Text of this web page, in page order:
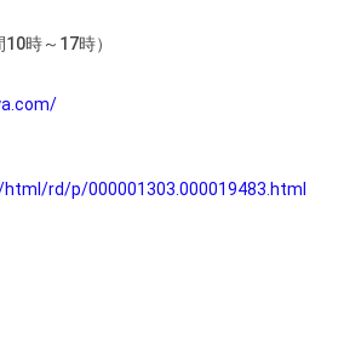
時～17時）
rd/p/000001303.000019483.html